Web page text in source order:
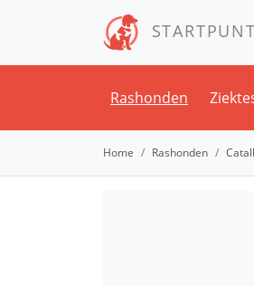
Rashonden
Home Rashonden